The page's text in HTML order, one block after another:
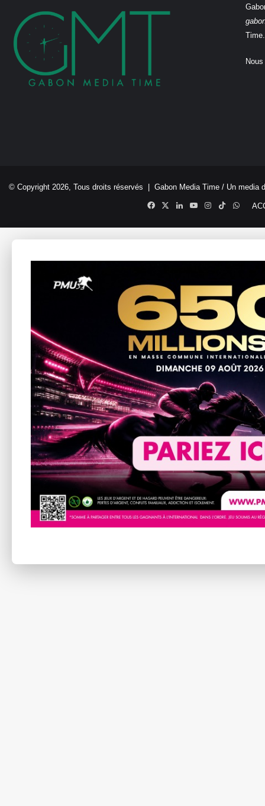
Time.
© Copyright 2026, Tous droits réservés | Gabon Media Time / Un media
Facebook
X LinkedinYouTubeInstagram
TikTok